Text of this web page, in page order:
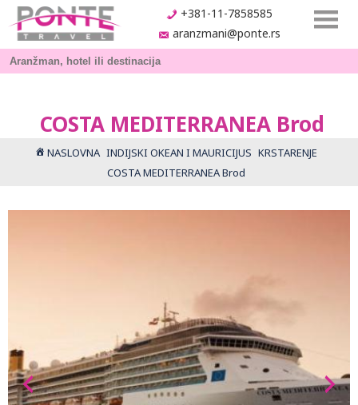
+381-11-7858585
aranzmani@ponte.rs
COSTA MEDITERRANEA Brod
NASLOVNA INDIJSKI OKEAN I MAURICIJUS KRSTARENJE
COSTA MEDITERRANEA Brod